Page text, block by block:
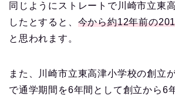
同じようにストレートで川崎市立東
したとすると、 今から約12年前の
と思われます。
また、川崎市立東高津小学校の創立
で通学期間を6年間として創立から6